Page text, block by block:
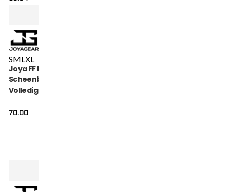
SMLXL
Joya FF Metal Pro
Scheenbeschermers
Volledig Zwart
70.00